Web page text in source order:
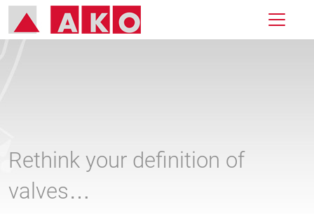
Rethink your definition of
valves…